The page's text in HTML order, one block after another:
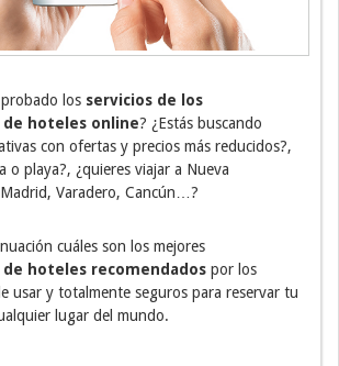
los servicios de los
de hoteles online? ¿Estás buscando
con ofertas y precios más reducidos?,
o playa?, ¿quieres viajar a Nueva
Varadero, Cancún…?
cuáles son los mejores
de hoteles recomendados por los
usar y totalmente seguros para reservar tu
lugar del mundo.